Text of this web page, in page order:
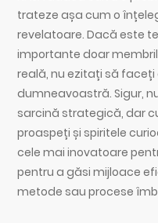
trateze așa cum o
revelatoare. Dacă este
importante doar
reală, nu ezitați să
dumneavoastră. Sigur,
sarcină strategică, dar
proaspeți și spiritele
cele mai inovatoare
pentru a găsi mijloace
metode sau procese